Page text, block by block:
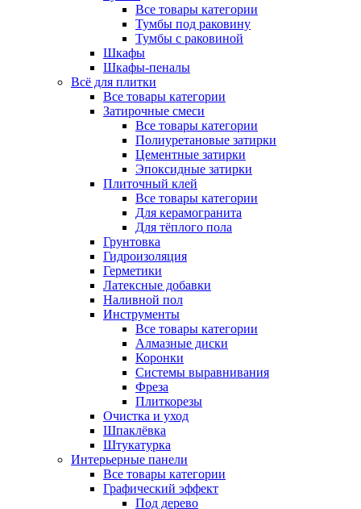
Все товары категории
Тумбы под раковину
Тумбы с раковиной
Шкафы
Шкафы-пеналы
Всё для плитки
Все товары категории
Затирочные смеси
Все товары категории
Полиуретановые затирки
Цементные затирки
Эпоксидные затирки
Плиточный клей
Все товары категории
Для керамогранита
Для тёплого пола
Грунтовка
Гидроизоляция
Герметики
Латексные добавки
Наливной пол
Инструменты
Все товары категории
Алмазные диски
Коронки
Системы выравнивания
Фреза
Плиткорезы
Очистка и уход
Шпаклёвка
Штукатурка
Интерьерные панели
Все товары категории
Графический эффект
Под дерево